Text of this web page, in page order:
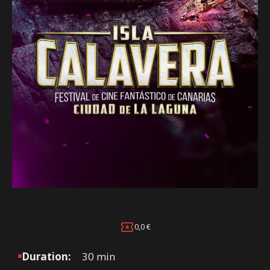
0,0 €
Duration:
30 min